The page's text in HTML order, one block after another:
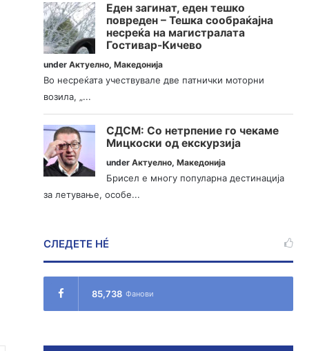
Еден загинат, еден тешко
повреден – Тешка сообраќајна
несреќа на магистралата
Гостивар-Кичево
underАктуелно,Македонија
Во несреќата учествувале две патнички моторни
возила, „...
СДСМ: Со нетрпение го чекаме
Мицкоски од екскурзија
underАктуелно,Македонија
Брисел е многу популарна дестинација
за летување, особе...
СЛЕДЕТЕ НÉ
85,738 Фанови